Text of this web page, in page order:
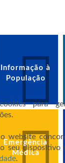
Informação à
População
Emergência
Médica
para
website
seu dispositivo
.